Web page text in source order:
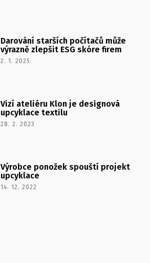
Darování starších počítačů může
výrazně zlepšit ESG skóre firem
2. 1. 2025
Vizí ateliéru Klon je designová
upcyklace textilu
28. 2. 2023
Výrobce ponožek spouští projekt
upcyklace
14. 12. 2022